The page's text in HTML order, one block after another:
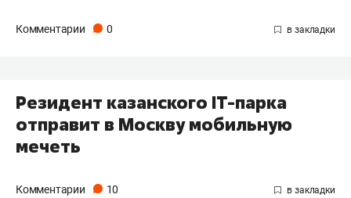
Комментарии 0
Резидент казанского IT-парка
отправит в Москву мобильную
мечеть
Комментарии 10